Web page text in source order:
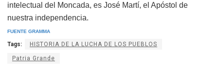
intelectual del Mon­cada, es José Martí, el Apóstol de
nuestra independencia.
FUENTE GRAMMA
Tags: HISTORIA DE LA LUCHA DE LOS PUEBLOS
Patria Grande